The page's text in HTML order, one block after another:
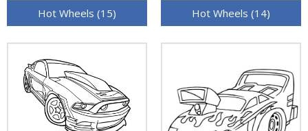
Hot Wheels (15) Hot Wheels (14)